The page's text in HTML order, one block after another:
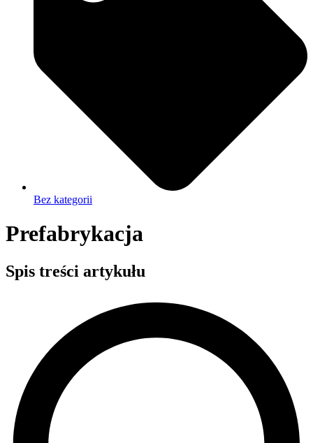
Bez kategorii
Prefabrykacja
Spis treści artykułu